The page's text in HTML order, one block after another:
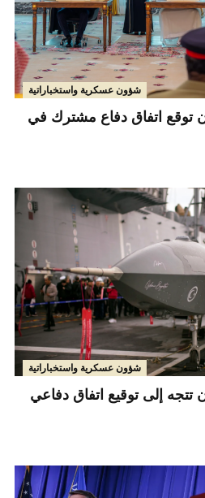
شؤون عسكرية واستخباراتية
توقع اتفاق دفاع مشترك في
شؤون عسكرية واستخباراتية
تتجه إلى توقيع اتفاق دفاعي